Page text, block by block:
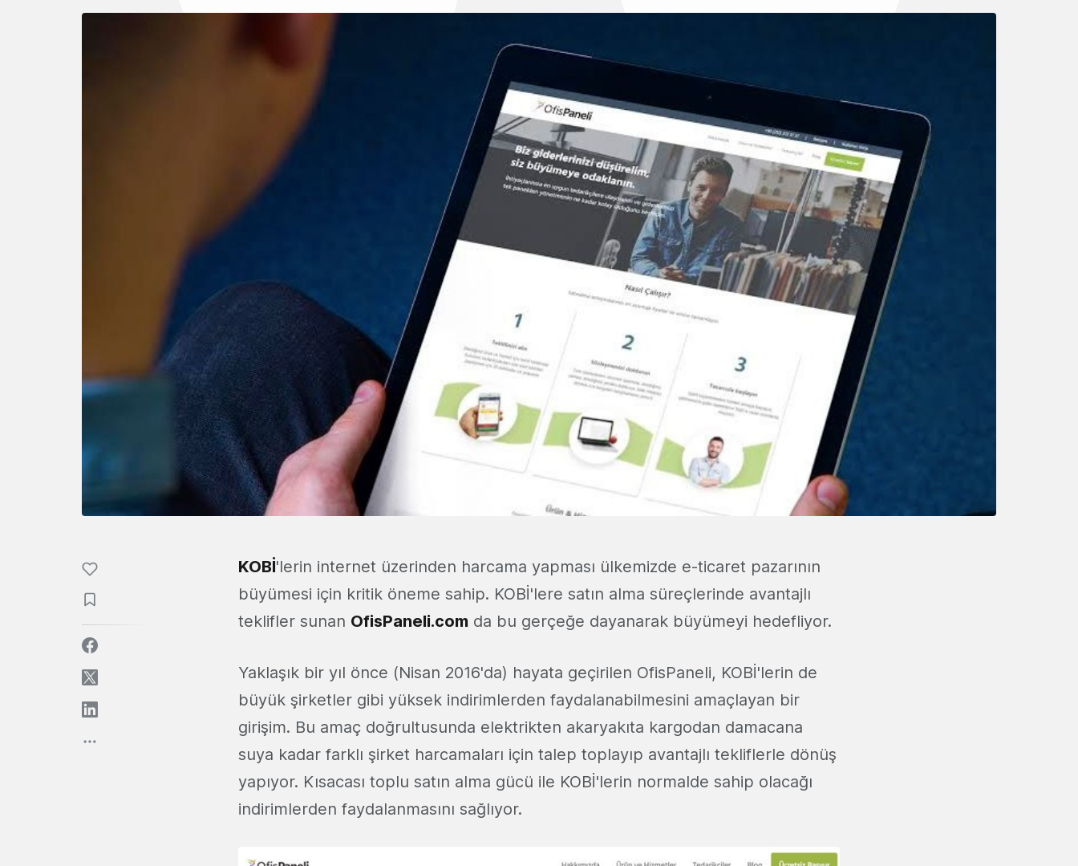
KOBİ'lerin internet üzerinden harcama yapması ülkemizde e-ticaret pazarının
büyümesi için kritik öneme sahip. KOBİ'lere satın alma süreçlerinde avantajlı
teklifler sunan OfisPaneli.com da bu gerçeğe dayanarak büyümeyi hedefliyor.
Yaklaşık bir yıl önce (Nisan 2016'da) hayata geçirilen OfisPaneli, KOBİ'lerin de
büyük şirketler gibi yüksek indirimlerden faydalanabilmesini amaçlayan bir
girişim. Bu amaç doğrultusunda elektrikten akaryakıta kargodan damacana
suya kadar farklı şirket harcamaları için talep toplayıp avantajlı tekliflerle dönüş
yapıyor. Kısacası toplu satın alma gücü ile KOBİ'lerin normalde sahip olacağı
indirimlerden faydalanmasını sağlıyor.